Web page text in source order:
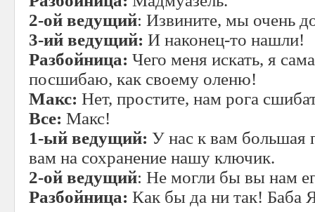
2-ой ведущий: Извините, мы очень
3-ий ведущий: И наконец-то нашли!
Разбойница: Чего меня искать, я
посшибаю, как своему оленю!
Макс: Нет, простите, нам рога
Все: Макс!
1-ый ведущий: У нас к вам большая
вам на сохранение нашу ключик.
2-ой ведущий: Не могли бы вы нам
Разбойница: Как бы да ни так! Баба